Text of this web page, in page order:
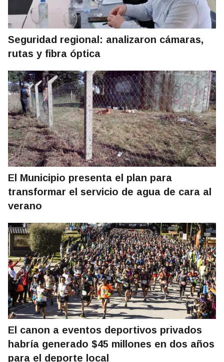
Seguridad regional: analizaron cámaras,
rutas y fibra óptica
El Municipio presenta el plan para
transformar el servicio de agua de cara al
verano
El canon a eventos deportivos privados
habría generado $45 millones en dos años
para el deporte local